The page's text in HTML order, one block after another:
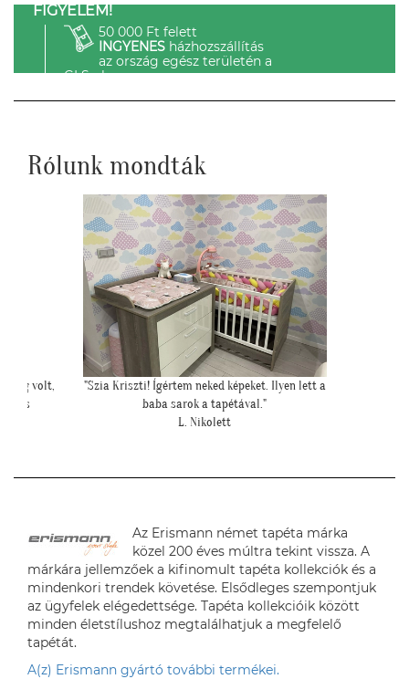
FIGYELEM!
50 000 Ft felett
INGYENESházhozszállítás
az ország egész területén a
GLS-el.
Rólunk mondták
volt,
"Szia Kriszti! Ígértem neked képeket. Ilyen lett a
baba sarok a tapétával."
L. Nikolett
Az Erismann német tapéta márka
közel 200 éves múltra tekint vissza. A
márkára jellemzőek a kifinomult tapéta kollekciók és a
mindenkori trendek követése. Elsődleges szempontjuk
az ügyfelek elégedettsége. Tapéta kollekcióik között
minden életstílushoz megtalálhatjuk a megfelelő
tapétát.
A(z) Erismann gyártó további termékei.